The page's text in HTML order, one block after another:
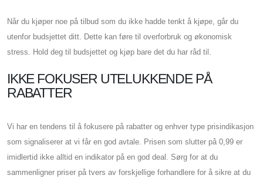
Når du kjøper noe på tilbud som du ikke hadde tenkt å kjøpe, går du
utenfor budsjettet ditt. Dette kan føre til overforbruk og økonomisk
stress. Hold deg til budsjettet og kjøp bare det du har råd til.
IKKE FOKUSER UTELUKKENDE PÅ
RABATTER
Vi har en tendens til å fokusere på rabatter og enhver type prisindikasjon
som signaliserer at vi får en god avtale. Prisen som slutter på 0,99 er
imidlertid ikke alltid en indikator på en god deal. Sørg for at du
sammenligner priser på tvers av forskjellige forhandlere for å sikre at du